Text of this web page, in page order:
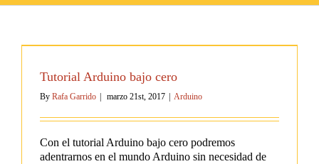
Tutorial Arduino bajo cero
By Rafa Garrido marzo 21st, 2017 Arduino
Con el tutorial Arduino bajo cero podremos
adentrarnos en el mundo Arduino sin necesidad de